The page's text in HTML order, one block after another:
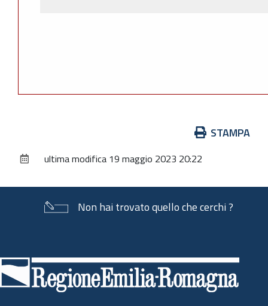
documento
STAMPA
ultima modifica 19 maggio 2023 20:22
Non hai trovato quello che cerchi ?
di
pagina